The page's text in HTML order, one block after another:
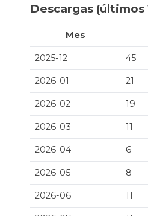
Descargas (últimos
Mes
2025-12 45
2026-01 21
2026-02 19
2026-03 11
2026-04 6
2026-05 8
2026-06 11